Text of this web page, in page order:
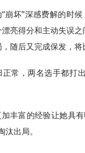
崩坏”深感费解的时
亮得分和主动失误
随后又完成保发，将
常，两名选手都打
丰富的经验让她具
出局。